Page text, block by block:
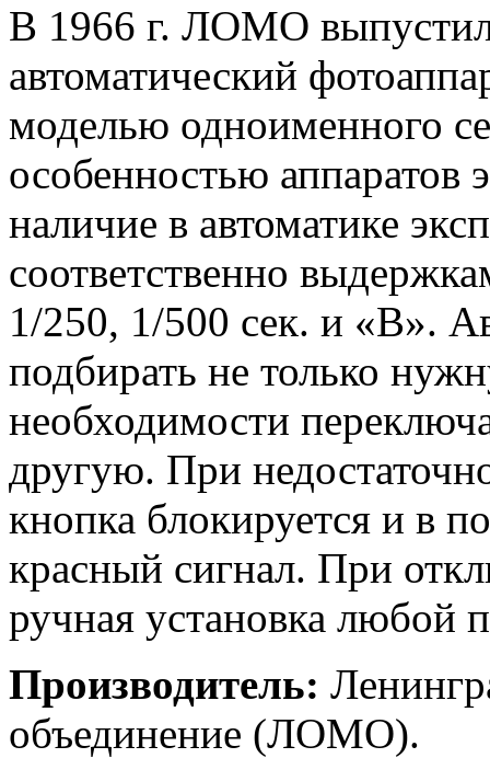
В 1966 г. ЛОМО
автоматический
моделью одноименного
особенностью аппаратов
наличие в автоматике
соответственно
1/250, 1/500 сек. и «В».
подбирать не только
необходимости
другую. При
кнопка блокируется и в
красный сигнал. При
ручная установка любой
Производитель:
объединение (ЛОМО).